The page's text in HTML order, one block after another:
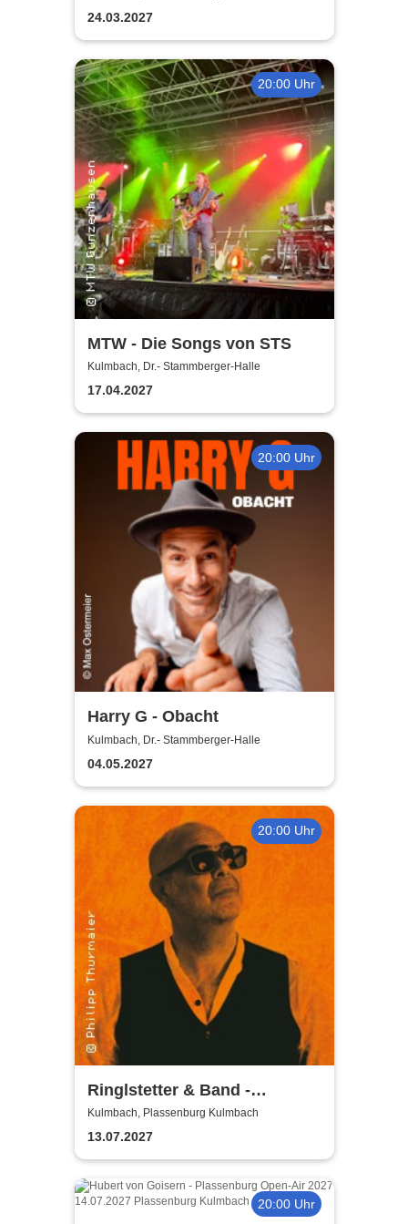
aller Zeiten
24.03.2027
20:00 Uhr
MTW - Die Songs von STS
Kulmbach, Dr.- Stammberger-Halle
17.04.2027
20:00 Uhr
Harry G - Obacht
Kulmbach, Dr.- Stammberger-Halle
04.05.2027
20:00 Uhr
Ringlstetter & Band -
Bellavista Tour 2027
Kulmbach, Plassenburg Kulmbach
13.07.2027
20:00 Uhr